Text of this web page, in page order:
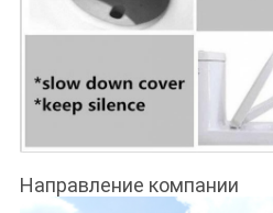
Направление компании